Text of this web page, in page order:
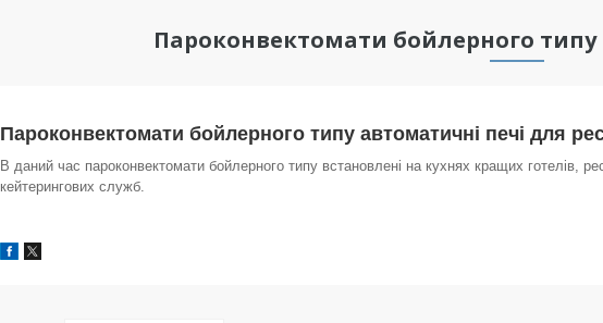
Пароконвектомати бойлерного
Пароконвектомати бойлерного типу автоматичні печі для
В даний час пароконвектомати бойлерного типу встановлені на кухнях кращих готелів,
кейтерингових служб.